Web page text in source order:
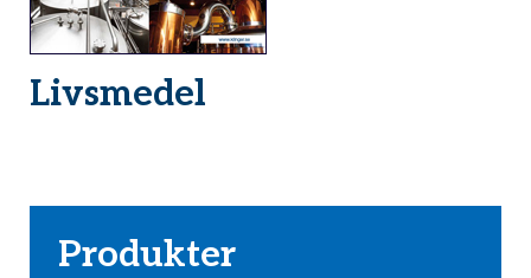
Livsmedel
Produkter